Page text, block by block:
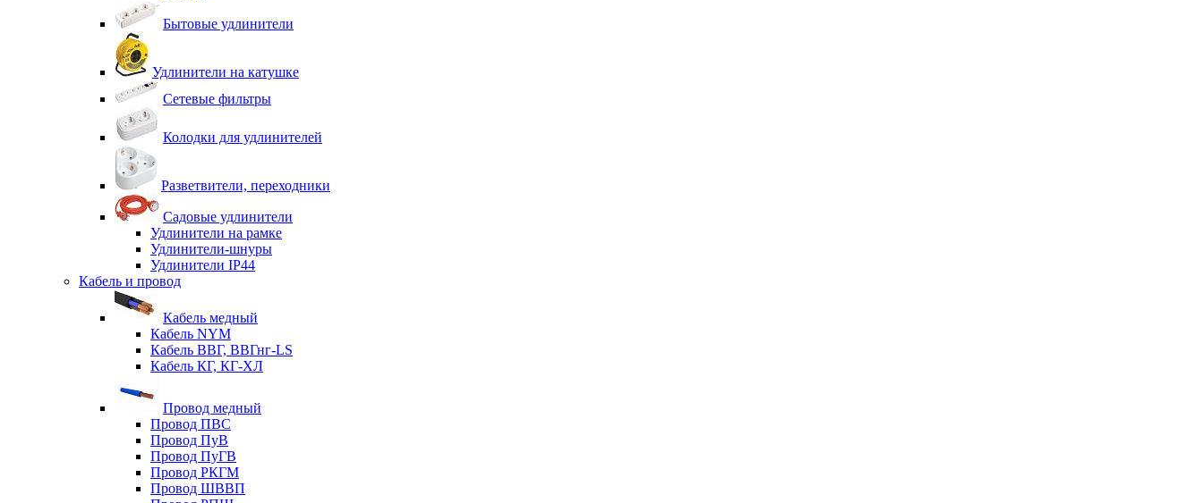
Бытовые удлинители
Удлинители на катушке
Сетевые фильтры
Колодки для удлинителей
Разветвители, переходники
Садовые удлинители
Удлинители на рамке
Удлинители-шнуры
Удлинители IP44
Кабель и провод
Кабель медный
Кабель NYM
Кабель ВВГ, ВВГнг-LS
Кабель КГ, КГ-ХЛ
Провод медный
Провод ПВС
Провод ПуВ
Провод ПуГВ
Провод РКГМ
Провод ШВВП